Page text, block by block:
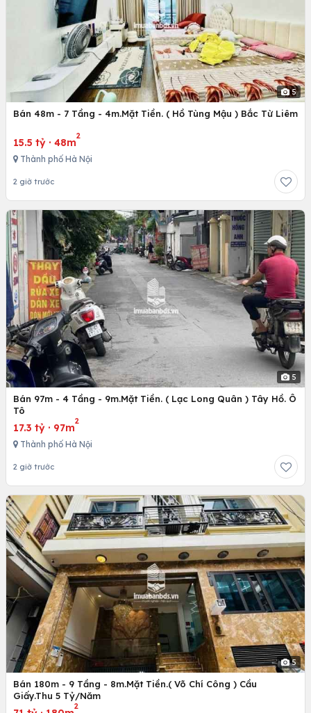
5
Bán 48m - 7 Tầng - 4m.Mặt Tiền. ( Hồ Tùng Mậu ) Bắc Từ Liêm
15.5 tỷ · 48m
2
Thành phố Hà Nội
2 giờ trước
5
Bán 97m - 4 Tầng - 9m.Mặt Tiền. ( Lạc Long Quân ) Tây Hồ. Ô
Tô
17.3 tỷ · 97m
2
Thành phố Hà Nội
2 giờ trước
5
Bán 180m - 9 Tầng - 8m.Mặt Tiền.( Võ Chí Công ) Cầu
Giấy.Thu 5 Tỷ/Năm
2